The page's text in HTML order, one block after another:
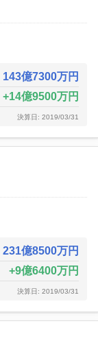
143億7300万円
14億9500万円
決算日: 2019/03/31
231億8500万円
9億6400万円
決算日: 2019/03/31